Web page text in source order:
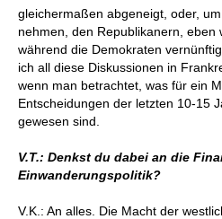
gleichermaßen abgeneigt, oder,
nehmen, den Republikanern, eben
während die Demokraten
ich all diese Diskussionen in
wenn man betrachtet, was für ein
Entscheidungen der letzten 10-15
gewesen sind.
V.T.: Denkst du dabei an die
Einwanderungspolitik?
V.K.: An alles. Die Macht der